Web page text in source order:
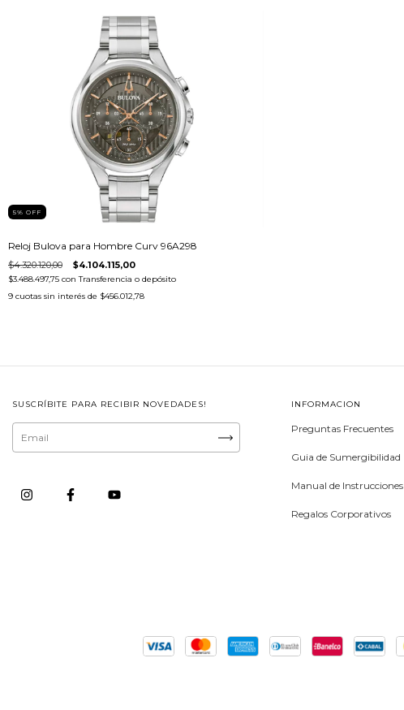
5% OFF
Reloj Bulova para Hombre Curv 96A298
$4.320.120,00 $4.104.115,00
$3.488.497,75 con Transferencia o depósito
9 cuotas sin interés de $456.012,78
SUSCRÍBITE PARA RECIBIR NOVEDADES! INFORMACION
Preguntas Frecuentes
Guia de Sumergibilidad
Manual de Instrucciones
Regalos Corporativos